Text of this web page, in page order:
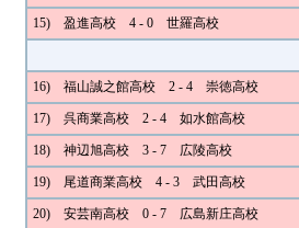
15) 盈進高校 4 - 0 世羅高校
16) 福山誠之館高校 2 - 4 崇徳高校
17) 呉商業高校 2 - 4 如水館高校
18) 神辺旭高校 3 - 7 広陵高校
19) 尾道商業高校 4 - 3 武田高校
20) 安芸南高校 0 - 7 広島新庄高校